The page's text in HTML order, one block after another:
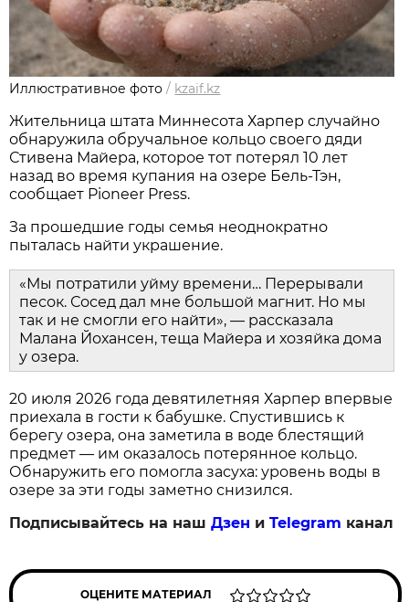
Иллюстративное фото / kzaif.kz
Жительница штата Миннесота Харпер случайно
обнаружила обручальное кольцо своего дяди
Стивена Майера, которое тот потерял 10 лет
назад во время купания на озере Бель-Тэн,
сообщает Pioneer Press.
За прошедшие годы семья неоднократно
пыталась найти украшение.
«Мы потратили уйму времени… Перерывали
песок. Сосед дал мне большой магнит. Но мы
так и не смогли его найти», — рассказала
Малана Йохансен, теща Майера и хозяйка дома
у озера.
20 июля 2026 года девятилетняя Харпер впервые
приехала в гости к бабушке. Спустившись к
берегу озера, она заметила в воде блестящий
предмет — им оказалось потерянное кольцо.
Обнаружить его помогла засуха: уровень воды в
озере за эти годы заметно снизился.
Подписывайтесь на нашДзен иTelegram канал
ОЦЕНИТЕ МАТЕРИАЛ